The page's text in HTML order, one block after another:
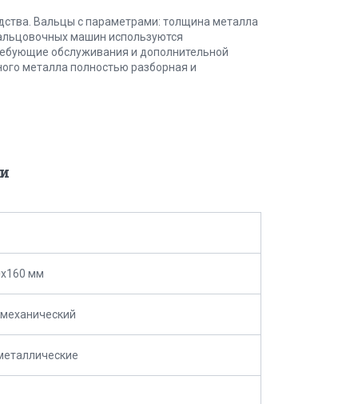
Вальцы с параметрами: толщина металла
машин используются
обслуживания и дополнительной
металла полностью разборная и
мм